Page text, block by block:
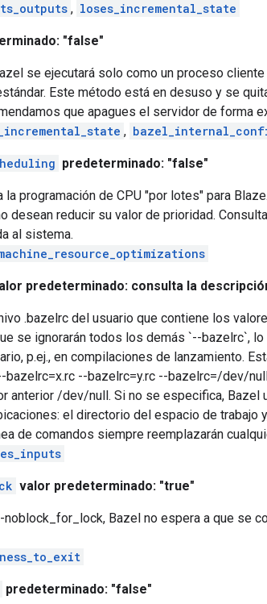
, loses_incremental_state
"false"
se ejecutará solo como un proceso
Este método está en desuso y se
que apagues el servidor de forma
,
predeterminado: "false"
la programación de CPU "por lotes" para
desean reducir su valor de prioridad.
al sistema.
predeterminado: consulta la
.bazelrc del usuario que contiene los
se ignorarán todos los demás `--bazelrc`,
p.ej., en compilaciones de lanzamiento.
bazelrc=x.rc --bazelrc=y.rc --bazelrc=/dev/
anterior /dev/null. Si no se especifica, Bazel
el directorio del espacio de trabajo
de comandos siempre reemplazarán
valor predeterminado: "true"
noblock_for_lock, Bazel no espera a que se
predeterminado: "false"